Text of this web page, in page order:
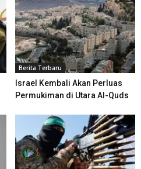
Berita Terbaru
Israel Kembali Akan Perluas
Permukiman di Utara Al-Quds